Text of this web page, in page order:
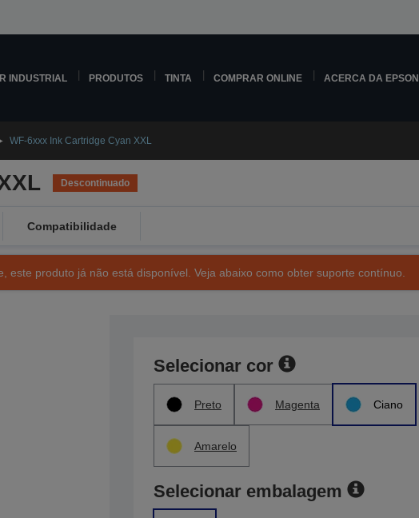
INDUSTRIAL PRODUTOS TINTA COMPRAR ONLINE ACERCA DA EPSON
WF-6xxx Ink Cartridge Cyan XXL
Descontinuado
Compatibilidade
este produto já não está disponível. Veja abaixo como obter suporte contínuo.
Selecionar cor
Preto Magenta Ciano
Amarelo
Selecionar embalagem